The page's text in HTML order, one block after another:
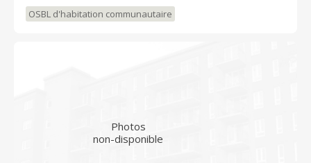
OSBL d'habitation communautaire
Photos
non-disponible